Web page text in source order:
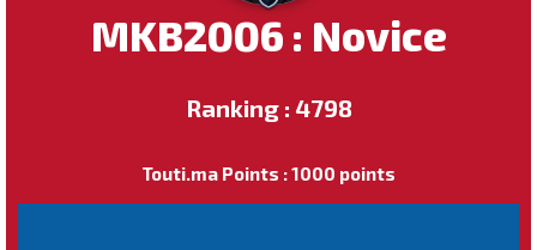
MKB2006 : Novice
Ranking : 4798
Touti.ma Points : 1000 points